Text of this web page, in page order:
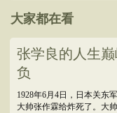
大家都在看
张学良的人生
负
1928年6月4日，日本关东
大帅张作霖给炸死了。大